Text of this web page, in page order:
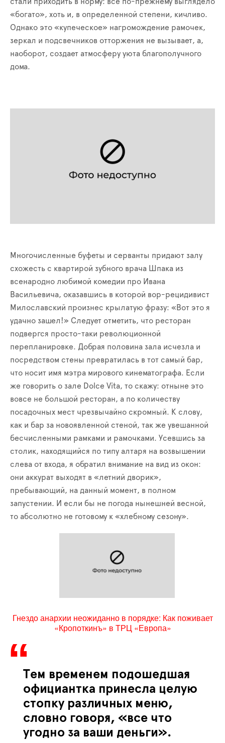
стали приходить в норму: все по-прежнему выглядело
«богато», хоть и, в определенной степени, кичливо.
Однако это «купеческое» нагромождение рамочек,
зеркал и подсвечников отторжения не вызывает, а,
наоборот, создает атмосферу уюта благополучного
дома.
Многочисленные буфеты и серванты придают залу
схожесть с квартирой зубного врача Шпака из
всенародно любимой комедии про Ивана
Васильевича, оказавшись в которой вор-рецидивист
Милославский произнес крылатую фразу: «Вот это я
удачно зашел!» Следует отметить, что ресторан
подвергся просто-таки революционной
перепланировке. Добрая половина зала исчезла и
посредством стены превратилась в тот самый бар,
что носит имя мэтра мирового кинематографа. Если
же говорить о зале Dolce Vita, то скажу: отныне это
вовсе не большой ресторан, а по количеству
посадочных мест чрезвычайно скромный. К слову,
как и бар за новоявленной стеной, так же увешанной
бесчисленными рамками и рамочками. Усевшись за
столик, находящийся по типу алтаря на возвышении
слева от входа, я обратил внимание на вид из окон:
они аккурат выходят в «летний дворик»,
пребывающий, на данный момент, в полном
запустении. И если бы не погода нынешней весной,
то абсолютно не готовому к «хлебному сезону».
Гнездо анархии неожиданно в порядке: Как поживает
«Кропоткинъ» в ТРЦ «Европа»
Тем временем подошедшая
официантка принесла целую
стопку различных меню,
словно говоря, «все что
угодно за ваши деньги».